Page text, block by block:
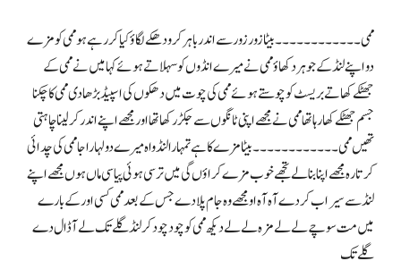
ممی۔۔۔۔۔۔۔۔۔۔۔۔ بیٹا زور زور سے اندر باہر کرو دھکے لگاؤ کیا کر رہے ہو ممی کو مزے
دو اپنے لنڈ کے جوہر دکھاؤ ممی نے میرے انڈوں کو سہلاتے ہوئے کہا میں نے ممی کے
جھٹکے کھاتے بریسٹ کو چوستے ہوئے ممی کی چوت میں دھکوں کی اسپیڈ بڑھا دی ممی کا چکنا
جسم جھٹکے کھا رہا تھا ممی نے مجھے اپنی ٹانگوں سے جکڑ رکھا تھا اور مجھے اپنے اندر کر لینا چاہتی
تھیں ممی۔۔۔۔۔۔۔۔۔۔۔۔ بیٹا مزے کا ہے تمہارا لنڈ واہ میرے دولہا راجا ممی کی چدائی
کرتا رہ مجھے اپنا بنا لے تجھے خوب مزے کراؤں گی میں ترسی ہوئی پیاسی ماں ہوں مجھے اپنے
لنڈ سے سیراب کر دے آہ آہ او مجھے وہ جام پلا دے جس کے بعد ممی کسی اور کے بارے
میں مت سوچے لے لے مزہ لے لے دیکھ ممی کو چود چود کر لنڈ گلے تک لے آ ڈال دے
گلے تک